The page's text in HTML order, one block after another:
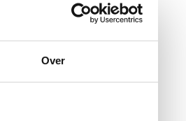
Over